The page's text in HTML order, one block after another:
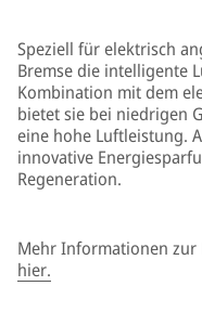
Speziell für elektrisch
Bremse die intelligente
Kombination mit dem
bietet sie bei niedrigen
eine hohe Luftleistung.
innovative
Regeneration.
Mehr Informationen
hier.